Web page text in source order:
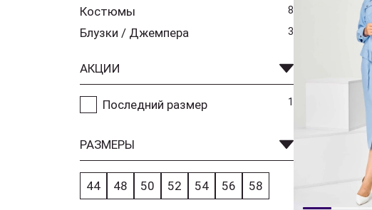
Костюмы 8
Блузки / Джемпера 3
АКЦИИ
Последний размер 1
РАЗМЕРЫ
44 48 50 52 54 56 58